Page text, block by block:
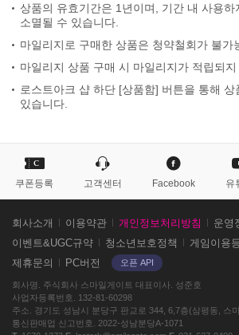
상품의 유효기간은 1년이며, 기간 내 사용하
소멸될 수 있습니다.
마일리지로 구매한 상품은 청약철회가 불가
마일리지 상품 구매 시 마일리지가 적립되지
로스트아크 샵 하단 [상품함] 버튼을 통해 상
있습니다.
쿠폰등록 고객센터 Facebook 유
회사소개 이용약관 개인정보처리방침
운영
이벤트&UGC규약
청소년보호정책 게임이용
제휴문의
PC버전 오픈 API
회사명 주식회사 스마일게이트 대표이사 성준호
사업자등록번호
132-81-60298
주소
경기도 성남시 분당구 판교로 344, 6,7층(삼평동, 스
통신판매업 신고번호
2022-성남분당A-1071